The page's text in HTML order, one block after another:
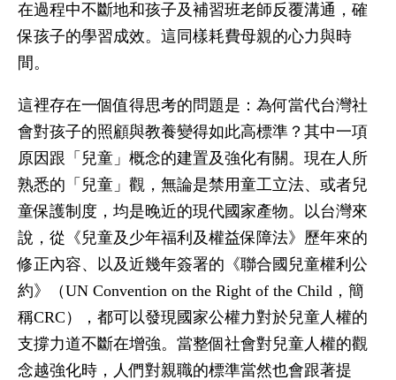
在過程中不斷地和孩子及補習班老師反覆溝通，確
保孩子的學習成效。這同樣耗費母親的心力與時
間。
這裡存在一個值得思考的問題是：為何當代台灣社
會對孩子的照顧與教養變得如此高標準？其中一項
原因跟「兒童」概念的建置及強化有關。現在人所
熟悉的「兒童」觀，無論是禁用童工立法、或者兒
童保護制度，均是晚近的現代國家產物。以台灣來
說，從《兒童及少年福利及權益保障法》歷年來的
修正內容、以及近幾年簽署的《聯合國兒童權利公
約》（UN Convention on the Right of the Child，簡
稱CRC），都可以發現國家公權力對於兒童人權的
支撐力道不斷在增強。當整個社會對兒童人權的觀
念越強化時，人們對親職的標準當然也會跟著提